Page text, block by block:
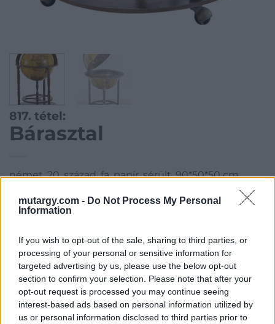
mutargy.com - Do Not Process My Personal
Information
If you wish to opt-out of the sale, sharing to third parties, or
processing of your personal or sensitive information for
targeted advertising by us, please use the below opt-out
section to confirm your selection. Please note that after your
opt-out request is processed you may continue seeing
interest-based ads based on personal information utilized by
us or personal information disclosed to third parties prior to
817. tétel:
Bárasztal
német, 20. század, fa, papír, sérült, 90*50*50 cm
Kategória:Bútor
Aukció adatai
Aukció neve: 41. Aukció Festmény, műtárgy, varia aukció
Aukció dátuma: 2017.03.09
Aukció ideje: 18:00